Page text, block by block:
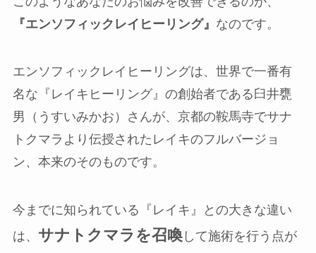
『エンソフィックレイヒーリング』 なのです。
エンソフィックレイヒーリングは、世界で一番有
名な『レイキヒーリング』の創始者である臼井甕
男（うすいみかお）さんが、京都の鞍馬寺でサナ
トクマラより伝授されたレイキのフルバージョ
ン、本来のそのものです。
今までに知られている『レイキ』との大きな違い
は、 サナトクマラを召喚して施術を行う点が